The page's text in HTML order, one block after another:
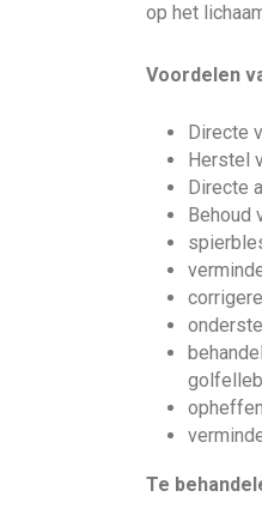
op het
Voordelen
Directe
Herstel
Directe
Behoud
Te